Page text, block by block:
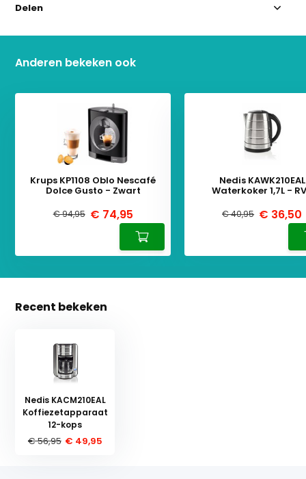
Delen
Anderen bekeken ook
Krups KP1108 Oblo Nescafé
Dolce Gusto - Zwart
€ 94,95 € 74,95
Nedis KAWK210EAL
Waterkoker 1,7L -
€ 40,95 € 36,50
Recent bekeken
Nedis KACM210EAL
Koffiezetapparaat
12-kops
€ 56,95 € 49,95